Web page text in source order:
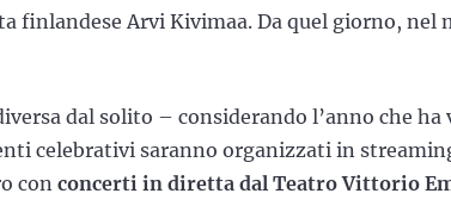
finlandese Arvi Kivimaa. Da quel giorno, nel
dal solito – considerando l’anno che
celebrativi saranno organizzati in
con concerti in diretta dal Teatro Vittorio